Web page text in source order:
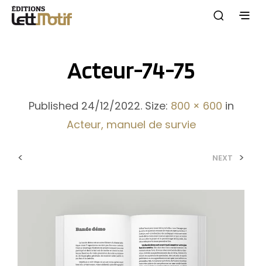
Acteur-74-75
Published 24/12/2022. Size: 800 × 600 in
Acteur, manuel de survie
< NEXT >